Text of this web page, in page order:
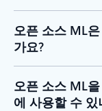
오픈 소스 ML
가요?
오픈 소스 ML
에 사용할 수 있